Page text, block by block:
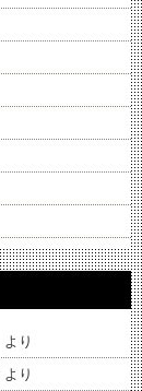
より
より